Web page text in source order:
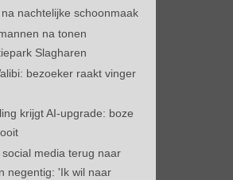
nachtelijke schoonmaak
na tonen
Slagharen
bezoeker raakt vinger
krijgt AI-upgrade: boze
media terug naar
negentig: 'Ik wil naar